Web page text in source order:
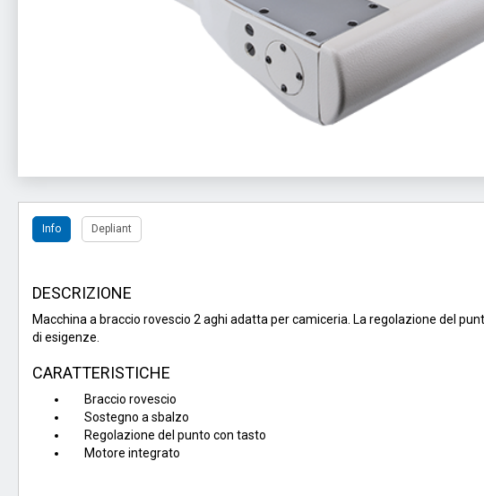
Info Depliant
DESCRIZIONE
Macchina a braccio rovescio 2 aghi adatta per camiceria. La regolazione del
di esigenze.
CARATTERISTICHE
Braccio rovescio
Sostegno a sbalzo
Regolazione del punto con tasto
Motore integrato